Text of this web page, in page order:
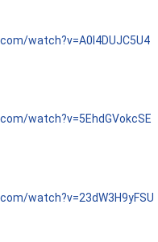
watch?v=A0l4DUJC5U4
watch?v=5EhdGVokcSE
watch?v=23dW3H9yFSU